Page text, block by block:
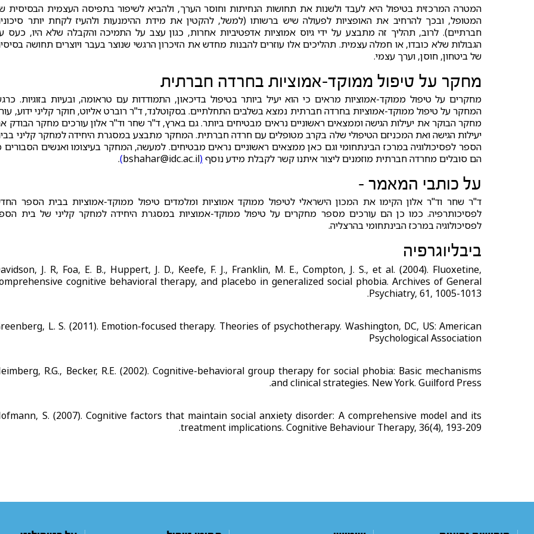
המטרה המרכזית בטיפול היא לעבד ולשנות את תחושות הנחיתות וחוסר הערך, ולהביא לשיפור בתפיסה העצמית הבסיסית
המטופל, ובכך להרחיב את האופציות לפעולה שיש ברשותו (למשל, להקטין את מידת ההימנעות ולהעיז לקחת יותר
חברתיים). לרוב, תהליך זה מתבצע על ידי גיוס אמוציות אדפטיביות אחרות, כגון עצב על התמיכה והקבלה שלא היו, כעס
הגבולות שלא כובדו, או חמלה עצמית. תהליכים אלו עוזרים להבנות מחדש את הזיכרון הרגשי שנוצר בעבר ויוצרים תחושה
של ביטחון, חוסן, וערך עצמי.
מחקר על טיפול ממוקד-אמוציות בחרדה חברתית
מחקרים על טיפול ממוקד-אמוציות מראים כי הוא יעיל ביותר בטיפול בדיכאון, התמודדות עם טראומה, ובעיות בזוגיות.
המחקר על טיפול ממוקד-אמוציות בחרדה חברתית נמצא בשלבים התחלתיים. בסקוטלנד, ד"ר רוברט אליוט, חוקר קליני ידוע,
מחקר הבוקר את יעילות הגישה וממצאים ראשוניים נראים מבטיחים ביותר. גם בארץ, ד"ר שחר וד"ר אלון עורכים מחקר הבודק
יעילות הגישה ואת המכניזם הטיפולי שלה בקרב מטופלים עם חרדה חברתית. המחקר מתבצע במסגרת היחידה למחקר קליני
הספר לפסיכולוגיה במרכז הבינתחומי וגם כאן ממצאים ראשוניים נראים מבטיחים. למעשה, המחקר בעיצומו ואנשים הסבורים
הם סובלים מחרדה חברתית מוזמנים ליצור איתנו קשר לקבלת מידע נוסף(
bshahar@idc.ac.il
)
.
על כותבי המאמר -
ד"ר שחר וד"ר אלון הקימו את המכון הישראלי לטיפול ממוקד אמוציות ומלמדים טיפול ממוקד-אמוציות בבית הספר
לפסיכותרפיה. כמו כן הם עורכים מספר מחקרים על טיפול ממוקד-אמוציות במסגרת היחידה למחקר קליני של בית
לפסיכולוגיה במרכז הבינתחומי בהרצליה.
ביבליוגרפיה
J. R, Foa, E. B., Huppert, J. D., Keefe, F. J., Franklin, M. E., Compton, J. S., et al. (2004). Fluoxetine,
cognitive behavioral therapy, and placebo in generalized social phobia. Archives of General
Psychiatry, 61, 1005-1013.
L. S. (2011). Emotion-focused therapy. Theories of psychotherapy. Washington, DC, US: American
Psychological Association
R.G., Becker, R.E. (2002). Cognitive-behavioral group therapy for social phobia: Basic mechanisms
and clinical strategies. New York. Guilford Press.
S. (2007). Cognitive factors that maintain social anxiety disorder: A comprehensive model and its
treatment implications. Cognitive Behaviour Therapy, 36(4), 193-209.